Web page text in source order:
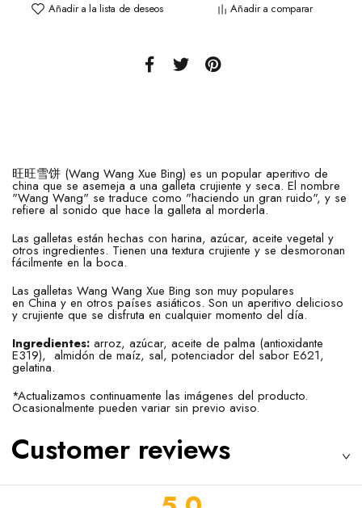
Añadir a la lista de deseos Añadir a comparar
旺旺雪饼 (Wang Wang Xue Bing) es un popular aperitivo de
china que se asemeja a una galleta crujiente y seca. El nombre
"Wang Wang" se traduce como "haciendo un gran ruido", y se
refiere al sonido que hace la galleta al morderla.
Las galletas están hechas con harina, azúcar, aceite vegetal y
otros ingredientes. Tienen una textura crujiente y se desmoronan
fácilmente en la boca.
Las galletas Wang Wang Xue Bing son muy populares
en China y en otros países asiáticos. Son un aperitivo delicioso
y crujiente que se disfruta en cualquier momento del día.
Ingredientes: arroz, azúcar, aceite de palma (antioxidante
E319), almidón de maíz, sal, potenciador del sabor E621,
gelatina.
*Actualizamos continuamente las imágenes del producto.
Ocasionalmente pueden variar sin previo aviso.
Customer reviews